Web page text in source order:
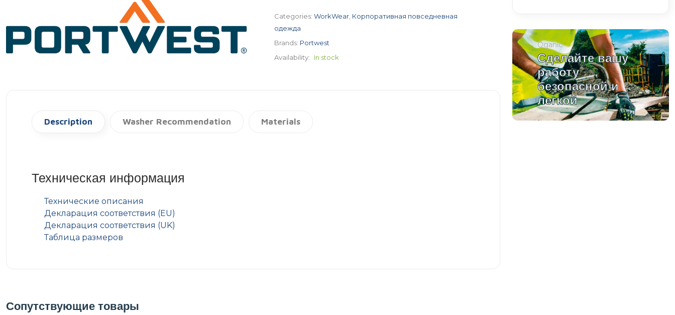
Categories: WorkWear, Корпоративная повседневная
одежда
Brands: Portwest
Availability:
In stock
Description Washer Recommendation Materials
Техническая информация
Технические описания
Декларация соответствия (EU)
Декларация соответствия (UK)
Таблица размеров
Сопутствующие товары
Oganic
Сделайте вашу
работу
безопасной и
легкой